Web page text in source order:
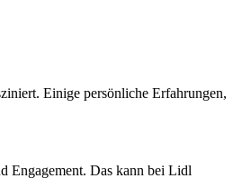
Einige persönliche Erfahrungen,
Engagement. Das kann bei Lidl